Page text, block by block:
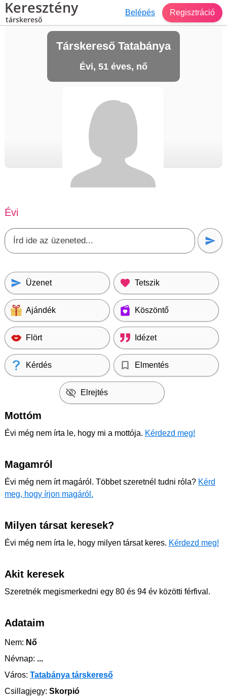
Keresztény
társkereső
Belépés Regisztráció
Társkereső Tatabánya
Évi, 51 éves, nő
Évi
Üzenet Tetszik
Ajándék Köszöntő
Flört Idézet
Kérdés Elmentés
Elrejtés
Mottóm
Évi még nem írta le, hogy mi a mottója. Kérdezd meg!
Magamról
Évi még nem írt magáról. Többet szeretnél tudni róla? Kérd
meg, hogy írjon magáról.
Milyen társat keresek?
Évi még nem írta le, hogy milyen társat keres. Kérdezd meg!
Akit keresek
Szeretnék megismerkedni egy 80 és 94 év közötti férfival.
Adataim
Nem: Nő
Névnap: ...
Város: Tatabánya társkereső
Csillagjegy: Skorpió